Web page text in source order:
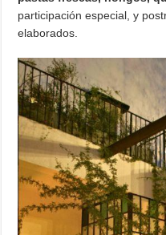
participación especial, y
elaborados.